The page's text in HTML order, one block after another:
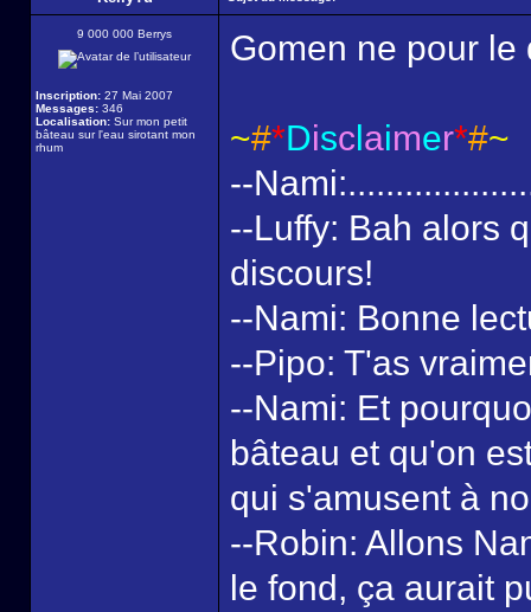
9 000 000 Berrys
Inscription: 27 Mai 2007
Messages: 346
Localisation: Sur mon petit
bâteau sur l'eau sirotant mon
rhum
Gomen ne pour
~#*Disclaimer*#~
--
--Luffy: Bah alors
discours!
--Nami: Bonne
--Pipo: T'as
--Nami: Et
bâteau et qu'on
qui s'amusent à
--Robin: Allons
le fond, ça aurait